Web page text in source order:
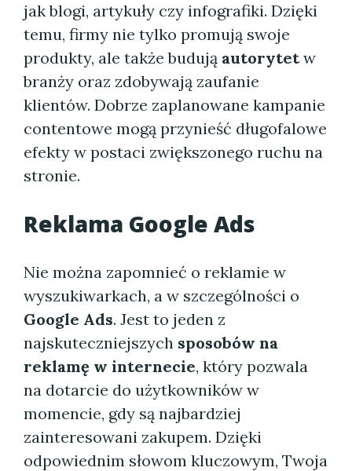
jak blogi, artykuły czy infografiki. Dzięki
temu, firmy nie tylko promują swoje
produkty, ale także budują autorytetw
branży oraz zdobywają zaufanie
klientów. Dobrze zaplanowane kampanie
contentowe mogą przynieść długofalowe
efekty w postaci zwiększonego ruchu na
stronie.
Reklama Google Ads
Nie można zapomnieć o reklamie w
wyszukiwarkach, a w szczególności o
Google Ads. Jest to jeden z
najskuteczniejszych sposobów na
reklamę w internecie, który pozwala
na dotarcie do użytkowników w
momencie, gdy są najbardziej
zainteresowani zakupem. Dzięki
odpowiednim słowom kluczowym, Twoja